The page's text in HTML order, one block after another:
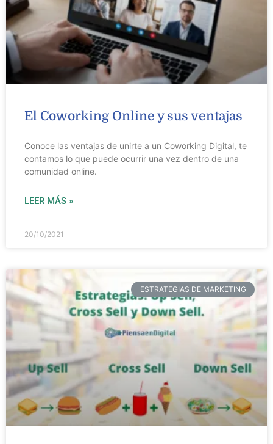
El Coworking Online y sus ventajas
Conoce las ventajas de unirte a un Coworking Digital, te
contamos lo que puede ocurrir una vez dentro de una
comunidad online.
LEER MÁS »
20/10/2021
ESTRATEGIAS DE MARKETING